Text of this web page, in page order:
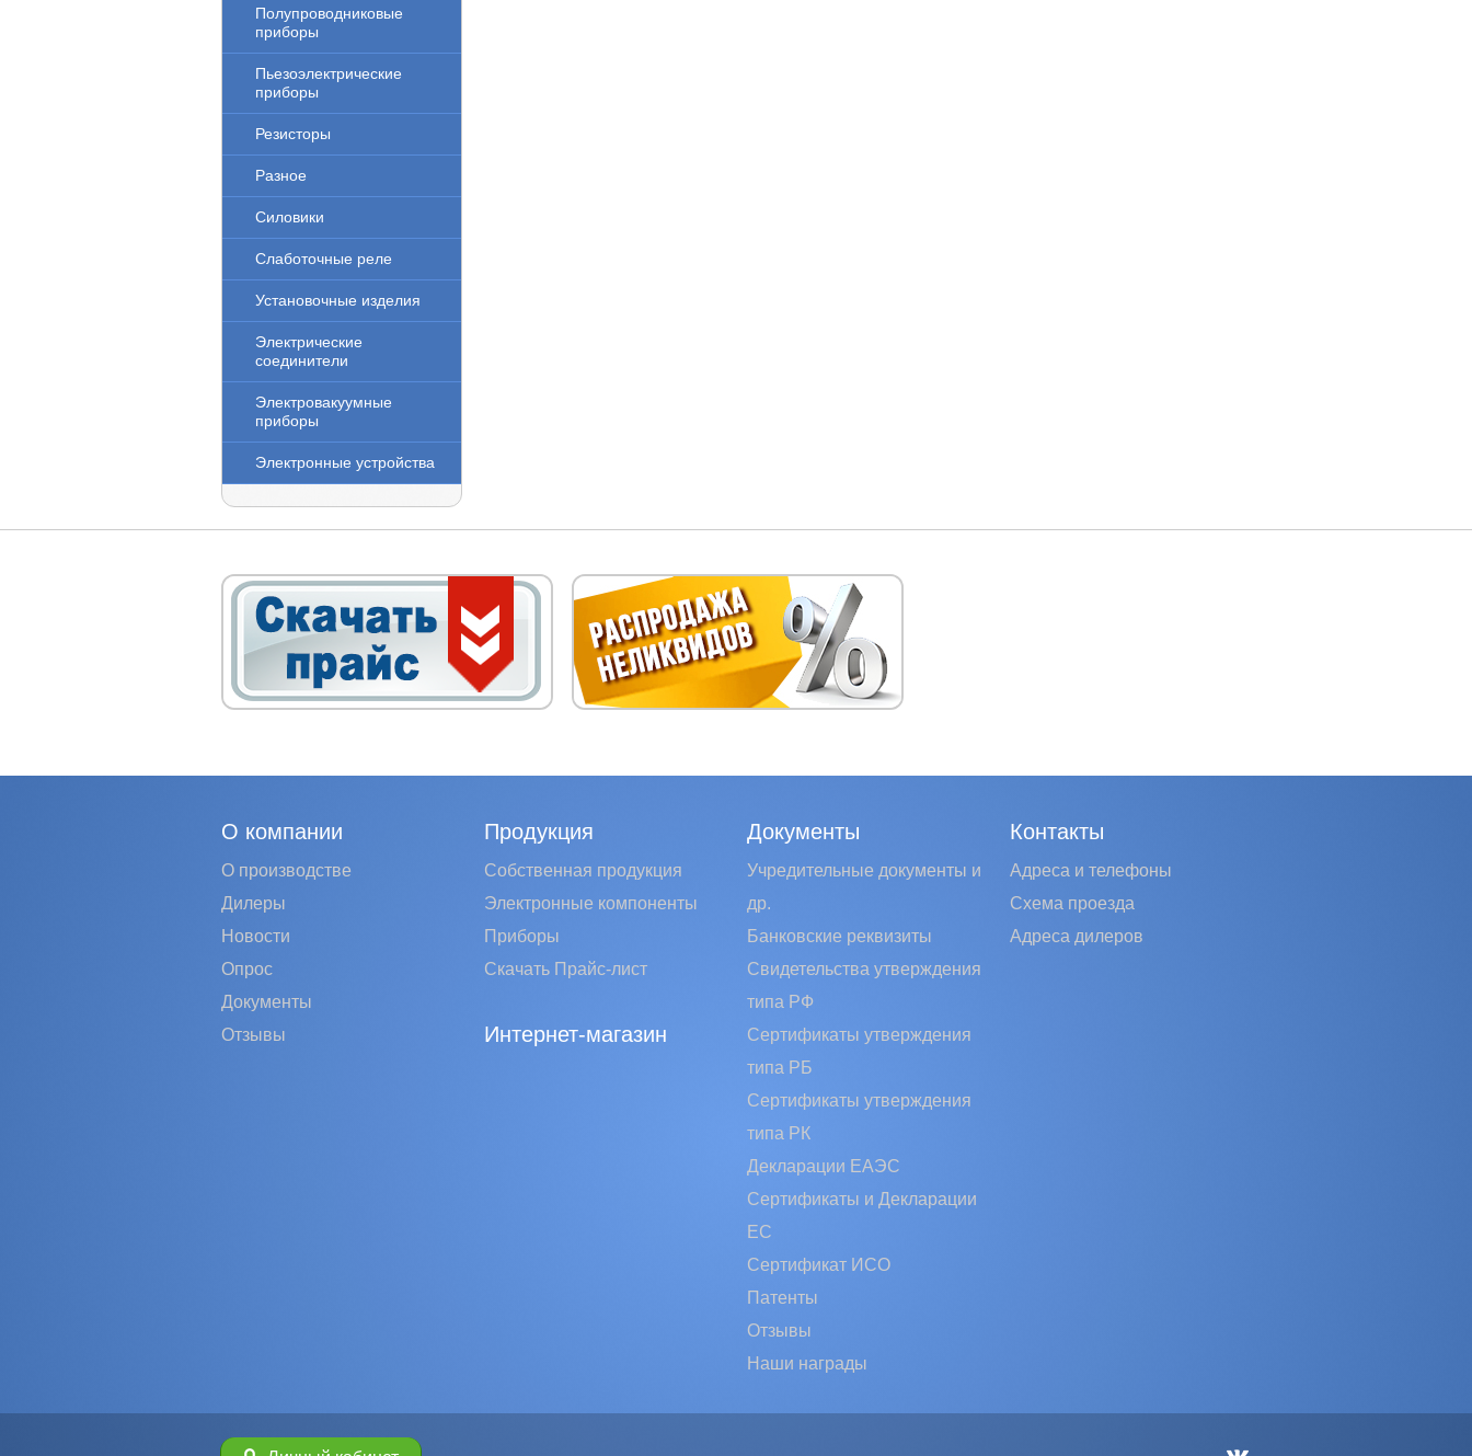
Полупроводниковые
приборы
Пьезоэлектрические
приборы
Резисторы
Разное
Силовики
Слаботочные реле
Установочные изделия
Электрические
соединители
Электровакуумные
приборы
Электронные устройства
О компании
О производстве
Дилеры
Новости
Опрос
Документы
Отзывы
Продукция
Собственная продукция
Электронные компоненты
Приборы
Скачать Прайс-лист
Интернет-магазин
Документы
Учредительные документы и
др.
Банковские реквизиты
Свидетельства утверждения
типа РФ
Сертификаты утверждения
типа РБ
Сертификаты утверждения
типа РК
Декларации ЕАЭС
Сертификаты и Декларации
EC
Сертификат ИСО
Патенты
Отзывы
Наши награды
Контакты
Адреса и телефоны
Схема проезда
Адреса дилеров